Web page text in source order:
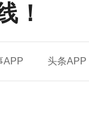
！
APP 头条APP